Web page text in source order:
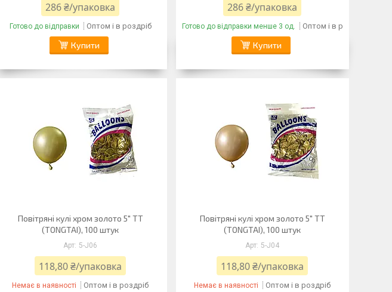
286 ₴/упаковка
Готово до відправки Оптом і в роздріб
Купити
286 ₴/упаковка
Готово до відправки менше 3 од. Оптом і в роздріб
Купити
Повітряні кулі хром золото 5" TT
(TONGTAI), 100 штук
5-J06
118,80 ₴/упаковка
Немає в наявності
Оптом і в роздріб
Повітряні кулі хром золото 5" TT
(TONGTAI), 100 штук
5-J04
118,80 ₴/упаковка
Немає в наявності
Оптом і в роздріб